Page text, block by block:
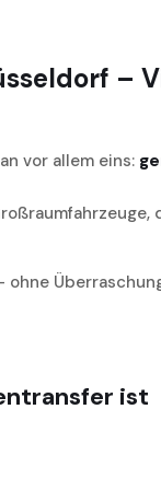
–
vor allem eins:
ist